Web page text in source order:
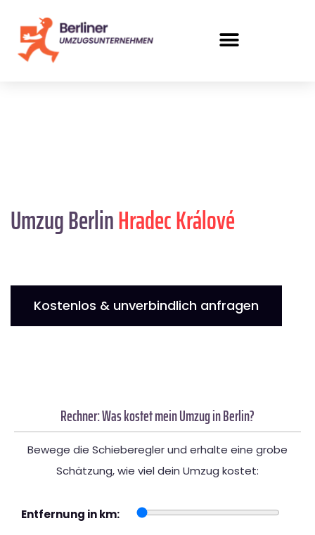
Umzug BerlinHradec Králové
Kostenlos & unverbindlich anfragen
Rechner: Was kostet mein Umzug in Berlin?
Bewege die Schieberegler und erhalte eine grobe
Schätzung, wie viel dein Umzug kostet:
Entfernung in km: